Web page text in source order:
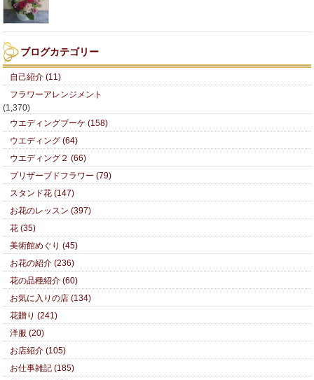
ブログカテゴリー
自己紹介 (11)
フラワーアレンジメント
(1,370)
ウエディングブーケ (158)
ウエディング (64)
ウエディング２ (66)
プリザーブドフラワー (79)
スタンド花 (147)
お花のレッスン (397)
花 (35)
美術館めぐり (45)
お花の紹介 (236)
花の品種紹介 (60)
お気に入りの店 (134)
花贈り (241)
洋服 (20)
お店紹介 (105)
お仕事雑記 (185)